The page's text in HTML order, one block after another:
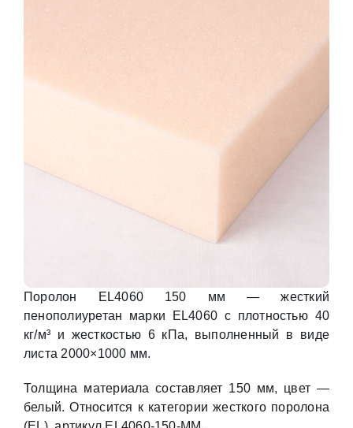
Поролон EL4060 150 мм — жесткий
пенополиуретан марки EL4060 с плотностью 40
кг/м³ и жесткостью 6 кПа, выполненный в виде
листа 2000×1000 мм.
Толщина материала составляет 150 мм, цвет —
белый. Относится к категории жесткого поролона